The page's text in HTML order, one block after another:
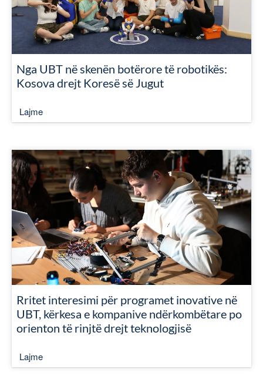
Nga UBT në skenën botërore të robotikës:
Kosova drejt Koresë së Jugut
Lajme
Rritet interesimi për programet inovative në
UBT, kërkesa e kompanive ndërkombëtare po
orienton të rinjtë drejt teknologjisë
Lajme